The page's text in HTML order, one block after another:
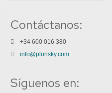
Contáctanos:
+34 600 016 380
info@plonsky.com
Síguenos en: